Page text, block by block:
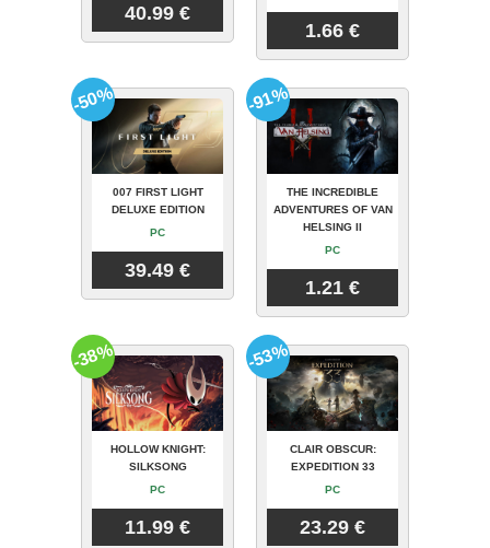
40.99 €
1.66 €
007 FIRST LIGHT
DELUXE EDITION
PC
39.49 €
-50%
THE INCREDIBLE
ADVENTURES OF VAN
HELSING II
PC
1.21 €
-91%
HOLLOW KNIGHT:
SILKSONG
PC
11.99 €
-38%
CLAIR OBSCUR:
EXPEDITION 33
PC
23.29 €
-53%